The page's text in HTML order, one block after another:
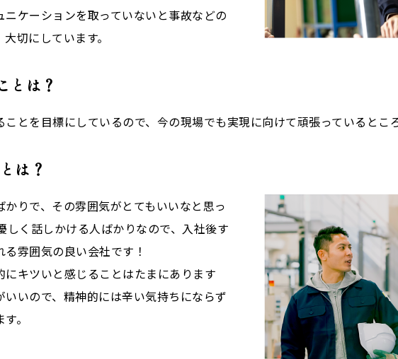
ニケーションを取っていないと事故などの
切にしています。
とは？
とを目標にしているので、今の現場でも実現に向けて頑張っているとこ
は？
りで、その雰囲気がとてもいいなと思っ
しく話しかける人ばかりなので、入社後す
雰囲気の良い会社です！
キツいと感じることはたまにあります
いので、精神的には辛い気持ちにならず
。